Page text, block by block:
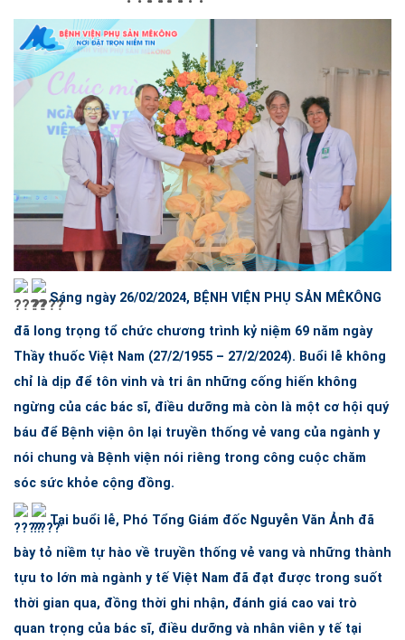
Sáng ngày 26/02/2024, BỆNH VIỆN PHỤ SẢN MÊKÔNG
đã long trọng tổ chức chương trình kỷ niệm 69 năm ngày
Thầy thuốc Việt Nam (27/2/1955 – 27/2/2024). Buổi lễ không
chỉ là dịp để tôn vinh và tri ân những cống hiến không
ngừng của các bác sĩ, điều dưỡng mà còn là một cơ hội quý
báu để Bệnh viện ôn lại truyền thống vẻ vang của ngành y
nói chung và Bệnh viện nói riêng trong công cuộc chăm
sóc sức khỏe cộng đồng.
Tại buổi lễ, Phó Tổng Giám đốc Nguyễn Văn Ảnh đã
bày tỏ niềm tự hào về truyền thống vẻ vang và những thành
tựu to lớn mà ngành y tế Việt Nam đã đạt được trong suốt
thời gian qua, đồng thời ghi nhận, đánh giá cao vai trò
quan trọng của bác sĩ, điều dưỡng và nhân viên y tế tại